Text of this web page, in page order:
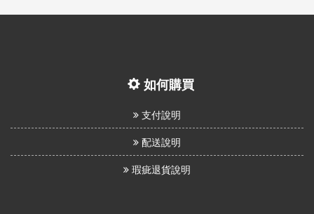
如何購買
支付說明
配送說明
瑕疵退貨說明